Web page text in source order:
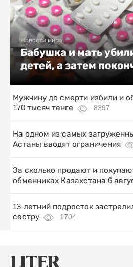
Новости мира
Бабушка и мать
детей, а затем
Мужчину до смерти избили и
170 тысяч тенге
8397
На одном из самых
Астаны вводят ограничения
За сколько продают и
обменниках Казахстана 6
13-летний подросток
сестру
1704